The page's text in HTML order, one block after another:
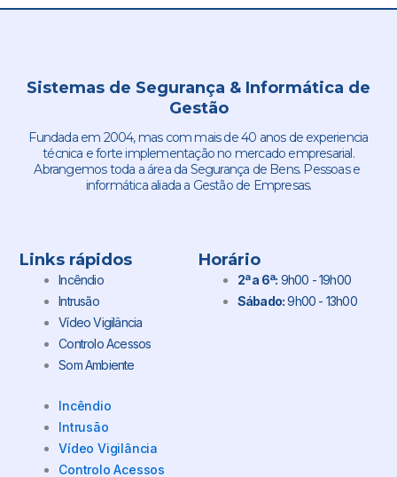
Sistemas de Segurança & Informática de
Gestão
Fundada em 2004, mas com mais de 40 anos de experiencia
técnica e forte implementação no mercado empresarial.
Abrangemos toda a área da Segurança de Bens. Pessoas e
informática aliada a Gestão de Empresas.
Links rápidos
Incêndio
Intrusão
Vídeo Vigilância
Controlo Acessos
Som Ambiente
Incêndio
Intrusão
Vídeo Vigilância
Controlo Acessos
Horário
2ª a 6ª: 9h00 - 19h00
Sábado:9h00 - 13h00